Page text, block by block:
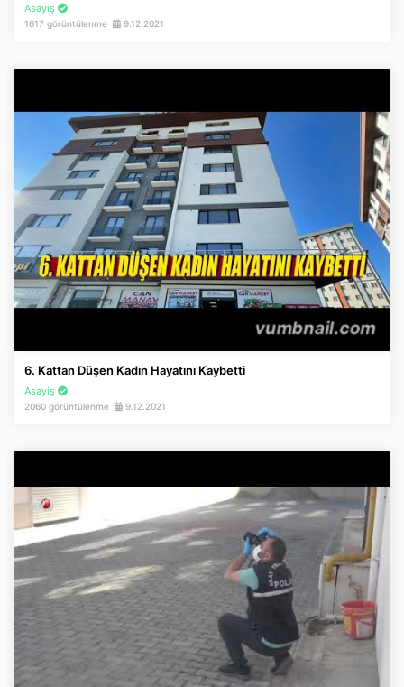
Asayiş
1617 görüntülenme 9.12.2021
6. Kattan Düşen Kadın Hayatını Kaybetti
Asayiş
2060 görüntülenme 9.12.2021